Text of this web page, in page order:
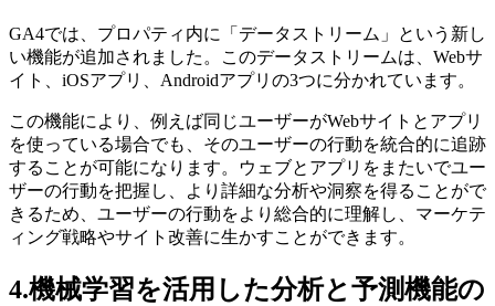
GA4では、プロパティ内に「データストリーム」という新し
い機能が追加されました。このデータストリームは、Webサ
イト、iOSアプリ、Androidアプリの3つに分かれています。
この機能により、例えば同じユーザーがWebサイトとアプリ
を使っている場合でも、そのユーザーの行動を統合的に追跡
することが可能になります。ウェブとアプリをまたいでユー
ザーの行動を把握し、より詳細な分析や洞察を得ることがで
きるため、ユーザーの行動をより総合的に理解し、マーケテ
ィング戦略やサイト改善に生かすことができます。
4.機械学習を活用した分析と予測機能の